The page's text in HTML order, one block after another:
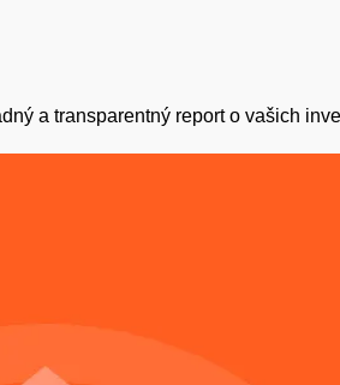
a transparentný report o vašich